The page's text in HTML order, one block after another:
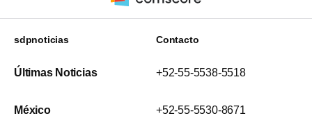
sdpnoticias
Últimas Noticias
México
Contacto
+52-55-5538-5518
+52-55-5530-8671